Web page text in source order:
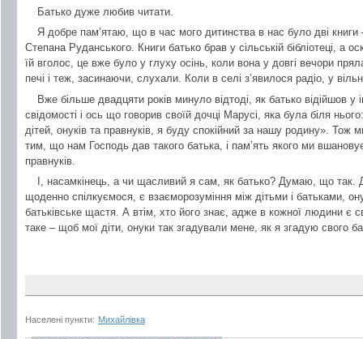
Батько дуже любив читати.
Я добре пам’ятаю, що в час мого дитинства в нас було дві книги
Степана Руданського. Книги батько брав у сільській бібліотеці, а
їй вголос, це вже було у глуху осінь, коли вона у довгі вечори
печі і теж, засинаючи, слухали. Коли в селі з’явилося радіо, у
Вже більше двадцяти років минуло відтоді, як батько відійшов
свідомості і ось що говорив своїй дочці Марусі, яка була біля
дітей, онуків та правнуків, я буду спокійний за нашу родину». Тож
тим, що нам Господь дав такого батька, і пам’ять якого ми
правнуків.
І, насамкінець, а чи щасливий я сам, як батько? Думаю, що так.
щоденно спілкуємося, є взаєморозуміння між дітьми і батьками,
батьківське щастя. А втім, хто його знає, адже в кожної людини є
таке – щоб мої діти, онуки так згадували мене, як я згадую свого
Населені пункти: Михайлівка